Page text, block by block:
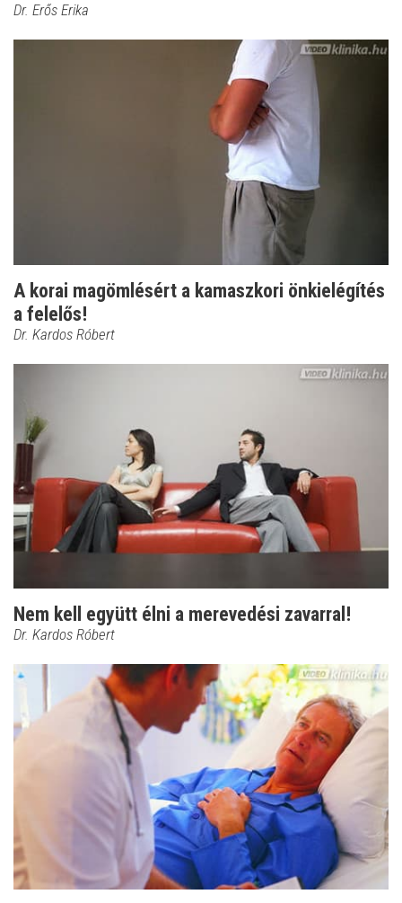
Dr. Erős Erika
A korai magömlésért a kamaszkori önkielégítés
a felelős!
Dr. Kardos Róbert
Nem kell együtt élni a merevedési zavarral!
Dr. Kardos Róbert